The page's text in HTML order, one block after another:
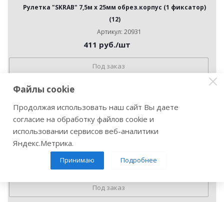
Рулетка "SKRAB" 7,5м х 25мм обрез.корпус (1 фиксатор)
(12)
Артикул: 20931
411 руб./шт
Под заказ
Рулетка KRAFTOOL AutoStop 5м х 25мм автостоп
Артикул: 32778
973 /шт
Под заказ
Файлы cookie
Продолжая использовать наш сайт Вы даете
согласие на обработку файлов cookie и
использовании сервисов веб-аналитики
Яндекс.Метрика.
Принимаю Подробнее